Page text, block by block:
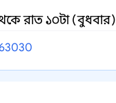
রাত ১০টা (বুধবার)